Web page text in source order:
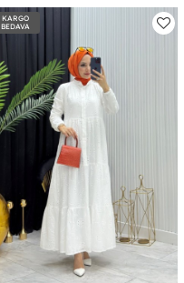
KARGO
BEDAVA